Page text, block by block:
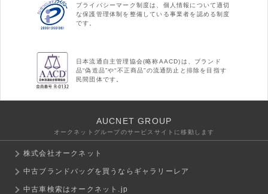
プライバシーマーク制度は、個人情報について適切
な保護管理体制を整備している事業者を認める制度
です。
日本流通自主管理協会(略称AACD)は、ブランド
品“偽造品”や“不正商品”の流通防止と排除を目指す
民間団体です。
AUCNET GROUP
オークネットグループのサービスサイトに移動します
株式会社オークネット
中古ブランドバッグを買うならギャラリーレア
中古車検索はオークネット.jp